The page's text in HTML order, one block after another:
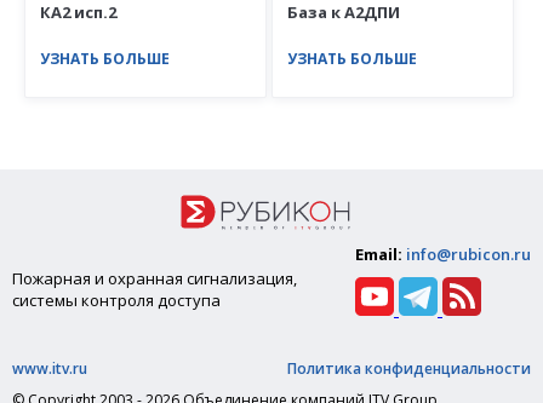
КА2 исп.2
УЗНАТЬ БОЛЬШЕ
База к А2ДПИ
УЗНАТЬ БОЛЬШЕ
Пожарная и охранная сигнализация,
системы контроля доступа
Email: info@rubicon.ru
www.itv.ru Политика конфиденциальности